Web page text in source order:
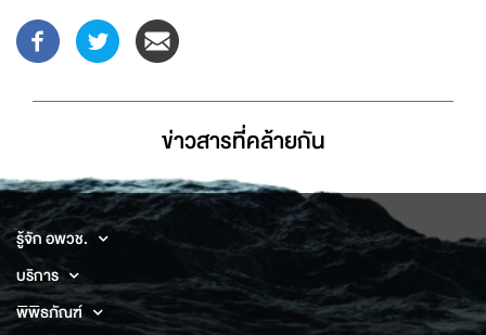
ข่าวสารที่่คล้ายกัน
รู้จัก อพวช.
บริการ
พิพิธภัณฑ์